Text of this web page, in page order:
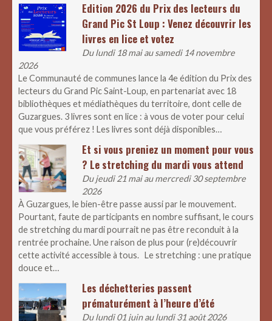
Edition 2026 du Prix des lecteurs du
Grand Pic St Loup : Venez découvrir les
livres en lice et votez
Du lundi 18 mai au samedi 14 novembre
2026
Le Communauté de communes lance la 4e édition du Prix des
lecteurs du Grand Pic Saint-Loup, en partenariat avec 18
bibliothèques et médiathèques du territoire, dont celle de
Guzargues. 3 livres sont en lice : à vous de voter pour celui
que vous préférez ! Les livres sont déjà disponibles…
Et si vous preniez un moment pour vous
? Le stretching du mardi vous attend
Du jeudi 21 mai au mercredi 30 septembre
2026
À Guzargues, le bien-être passe aussi par le mouvement.
Pourtant, faute de participants en nombre suffisant, le cours
de stretching du mardi pourrait ne pas être reconduit à la
rentrée prochaine. Une raison de plus pour (re)découvrir
cette activité accessible à tous. Le stretching : une pratique
douce et…
Les déchetteries passent
prématurément à l’heure d’été
Du lundi 01 juin au lundi 31 août 2026